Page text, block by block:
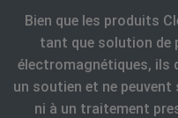
Bien que les produits
tant que solution de
électromagnétiques, ils
un soutien et ne
ni à un traitement